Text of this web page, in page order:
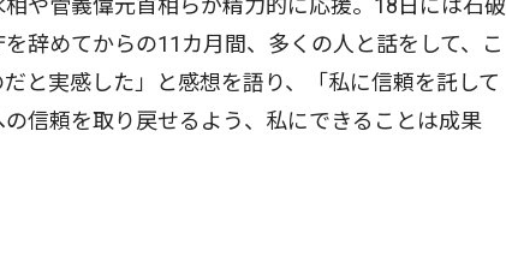
辞めてからの11カ月間、多くの人と話をして、こ
と実感した」と感想を語り、「私に信頼を託して
信頼を取り戻せるよう、私にできることは成果